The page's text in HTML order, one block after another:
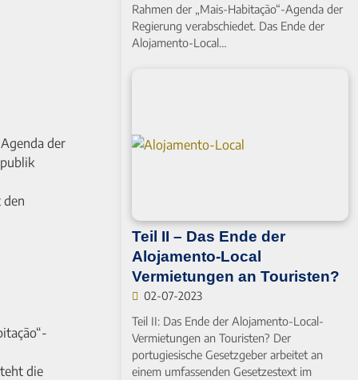
der
die
Rahmen der „Mais-Habitação“-Agenda der
Regierung verabschiedet. Das Ende der
Alojamento-Local…
Teil II – Das Ende der
Alojamento-Local
Vermietungen an Touristen?
02-07-2023
Teil II: Das Ende der Alojamento-Local-
Vermietungen an Touristen? Der
portugiesische Gesetzgeber arbeitet an
einem umfassenden Gesetzestext im